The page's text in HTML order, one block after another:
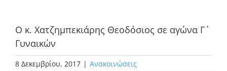
Ο κ. Χατζημπεκιάρης Θεοδόσιος σε αγώνα Γ΄
Γυναικών
8 Δεκεμβρίου, 2017 | Ανακοινώσεις